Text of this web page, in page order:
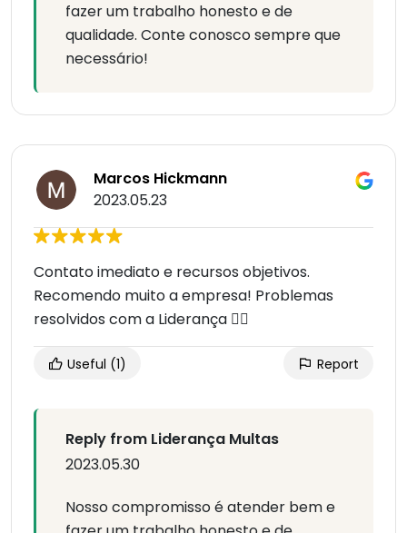
fazer um trabalho honesto e de
qualidade. Conte conosco sempre que
necessário!
Marcos Hickmann
2023.05.23
Contato imediato e recursos objetivos.
Recomendo muito a empresa! Problemas
resolvidos com a Liderança 👍🏻
Useful (1) Report
Reply from Liderança Multas
2023.05.30
Nosso compromisso é atender bem e